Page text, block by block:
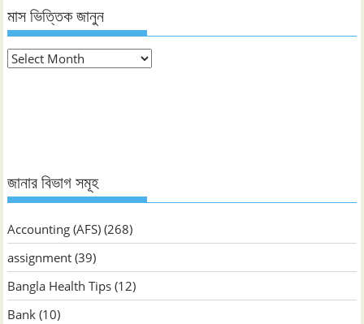
মাস ভিত্তিক জানুন
মাস
জানার বিভাগ সমূহ
Accounting (AFS) (268)
assignment (39)
Bangla Health Tips (12)
Bank (10)